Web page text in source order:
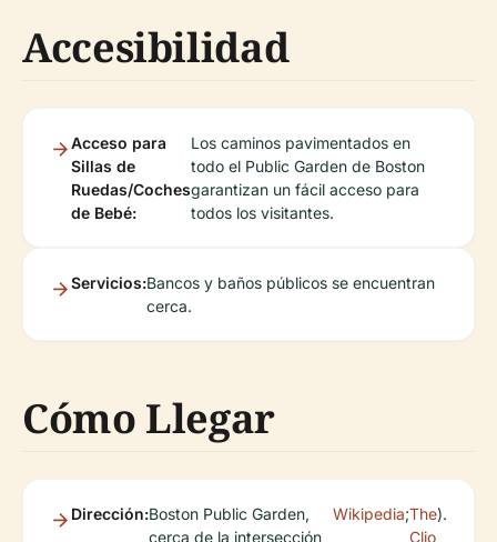
Accesibilidad
Acceso para
Sillas de
Ruedas/Coches
de Bebé:
Los caminos pavimentados en
todo el Public Garden de Boston
garantizan un fácil acceso para
todos los visitantes.
Servicios:Bancos y baños públicos se encuentran
cerca.
Cómo Llegar
Dirección:Boston Public Garden,
cerca de la intersección
Wikipedia;The
Clio
).